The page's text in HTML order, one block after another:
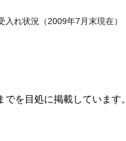
れ状況（2009年7月末現在）
を目処に掲載しています。